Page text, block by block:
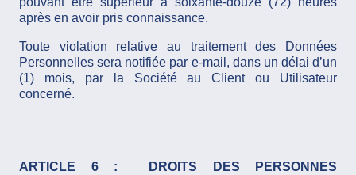
après en avoir pris connaissance.
Toute violation relative au traitement des Données
Personnelles sera notifiée par e-mail, dans un délai d’un
(1) mois, par la Société au Client ou Utilisateur
concerné.
ARTICLE 6 : DROITS DES PERSONNES